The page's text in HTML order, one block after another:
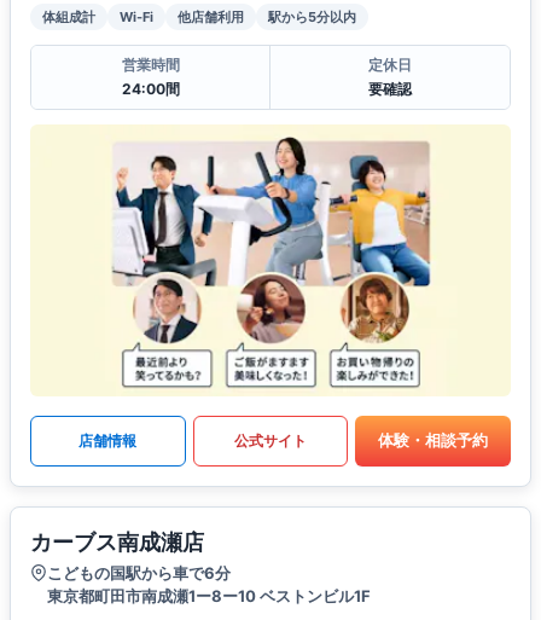
体組成計 Wi-Fi 他店舗利用 駅から5分以内
営業時間
24:00間
定休日
要確認
店舗情報 公式サイト 体験・相談予約
カーブス南成瀬店
こどもの国駅から車で6分
東京都町田市南成瀬1ー8ー10 ベストンビル1F